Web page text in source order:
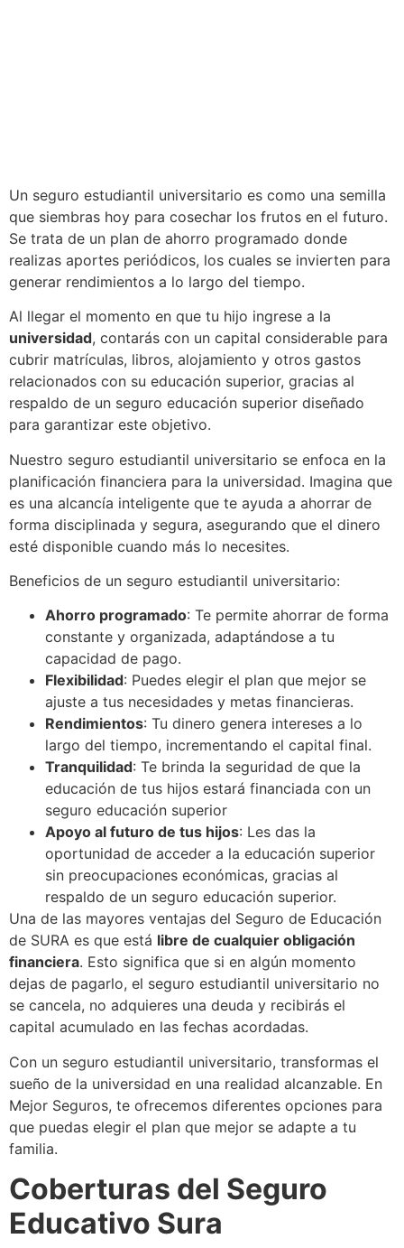
Un seguro estudiantil universitario es como una semilla
que siembras hoy para cosechar los frutos en el futuro.
Se trata de un plan de ahorro programado donde
realizas aportes periódicos, los cuales se invierten para
generar rendimientos a lo largo del tiempo.
Al llegar el momento en que tu hijo ingrese a la
universidad, contarás con un capital considerable para
cubrir matrículas, libros, alojamiento y otros gastos
relacionados con su educación superior, gracias al
respaldo de un seguro educación superior diseñado
para garantizar este objetivo.
Nuestro seguro estudiantil universitario se enfoca en la
planificación financiera para la universidad. Imagina que
es una alcancía inteligente que te ayuda a ahorrar de
forma disciplinada y segura, asegurando que el dinero
esté disponible cuando más lo necesites.
Beneficios de un seguro estudiantil universitario:
Ahorro programado: Te permite ahorrar de forma
constante y organizada, adaptándose a tu
capacidad de pago.
Flexibilidad: Puedes elegir el plan que mejor se
ajuste a tus necesidades y metas financieras.
Rendimientos: Tu dinero genera intereses a lo
largo del tiempo, incrementando el capital final.
Tranquilidad: Te brinda la seguridad de que la
educación de tus hijos estará financiada con un
seguro educación superior
Apoyo al futuro de tus hijos: Les das la
oportunidad de acceder a la educación superior
sin preocupaciones económicas, gracias al
respaldo de un seguro educación superior.
Una de las mayores ventajas del Seguro de Educación
de SURA es que está libre de cualquier obligación
financiera. Esto significa que si en algún momento
dejas de pagarlo, el seguro estudiantil universitario no
se cancela, no adquieres una deuda y recibirás el
capital acumulado en las fechas acordadas.
Con un seguro estudiantil universitario, transformas el
sueño de la universidad en una realidad alcanzable. En
Mejor Seguros, te ofrecemos diferentes opciones para
que puedas elegir el plan que mejor se adapte a tu
familia.
Coberturas del Seguro
Educativo Sura